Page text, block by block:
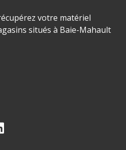
votre matériel
situés à Baie-Mahault